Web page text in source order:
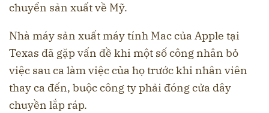
chuyển sản xuất về Mỹ.
Nhà máy sản xuất máy tính Mac của Apple tại
Texas đã gặp vấn đề khi một số công nhân bỏ
việc sau ca làm việc của họ trước khi nhân viên
thay ca đến, buộc công ty phải đóng cửa dây
chuyền lắp ráp.